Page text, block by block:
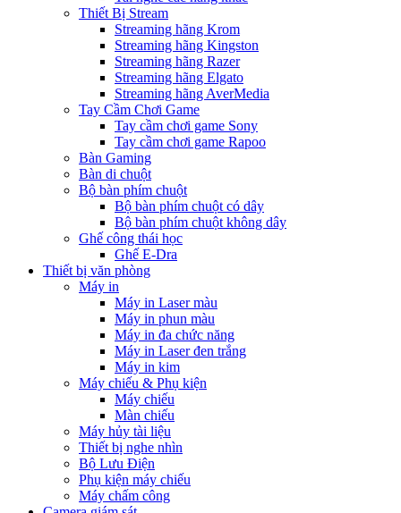
Thiết Bị Stream
Streaming hãng Krom
Streaming hãng Kingston
Streaming hãng Razer
Streaming hãng Elgato
Streaming hãng AverMedia
Tay Cầm Chơi Game
Tay cầm chơi game Sony
Tay cầm chơi game Rapoo
Bàn Gaming
Bàn di chuột
Bộ bàn phím chuột
Bộ bàn phím chuột có dây
Bộ bàn phím chuột không dây
Ghế công thái học
Ghế E-Dra
Thiết bị văn phòng
Máy in
Máy in Laser màu
Máy in phun màu
Máy in đa chức năng
Máy in Laser đen trắng
Máy in kim
Máy chiếu & Phụ kiện
Máy chiếu
Màn chiếu
Máy hủy tài liệu
Thiết bị nghe nhìn
Bộ Lưu Điện
Phụ kiện máy chiếu
Máy chấm công